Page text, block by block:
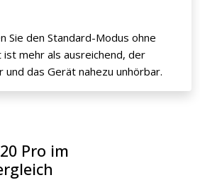
Sie den Standard-Modus ohne
mehr als ausreichend, der
das Gerät nahezu unhörbar.
Pro im